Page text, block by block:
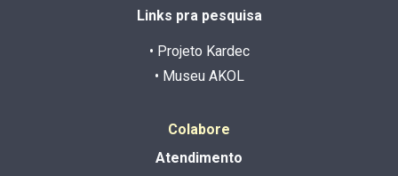
Links pra pesquisa
• Projeto Kardec
• Museu AKOL
Colabore
Atendimento